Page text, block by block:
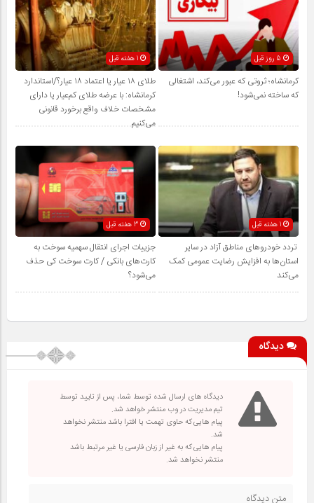
کرمانشاه؛ ثروتی که عبور می‌کند، اشتغالی
که ساخته نمی‌شود!
طلای ۱۸ عیار یا اعتماد ۱۸ عیار؟/استاندارد
کرمانشاه: با عرضه طلای کم‌عیار یا دارای
مشخصات خلاف واقع برخورد قانونی
می‌کنیم
1 هفته قبل
تردد خودروهای مناطق آزاد در سایر
استان‌ها به افزایش رضایت عمومی کمک
می‌کند
جزییات اجرای انتقال سهمیه سوخت به
کارت‌های بانکی / کارت سوخت کی حذف
می‌شود؟
دیدگاه
دیدگاه های ارسال شده توسط شما، پس از تایید توسط
تیم مدیریت در وب منتشر خواهد شد.
پیام هایی که حاوی تهمت یا افترا باشد منتشر نخواهد
شد.
پیام هایی که به غیر از زبان فارسی یا غیر مرتبط باشد
منتشر نخواهد شد.